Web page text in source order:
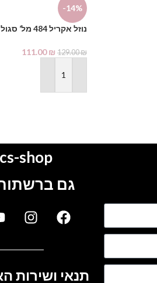
-14%
129.00₪
111.00₪
הוספה לסל
shop
גם
תנאי ושירות